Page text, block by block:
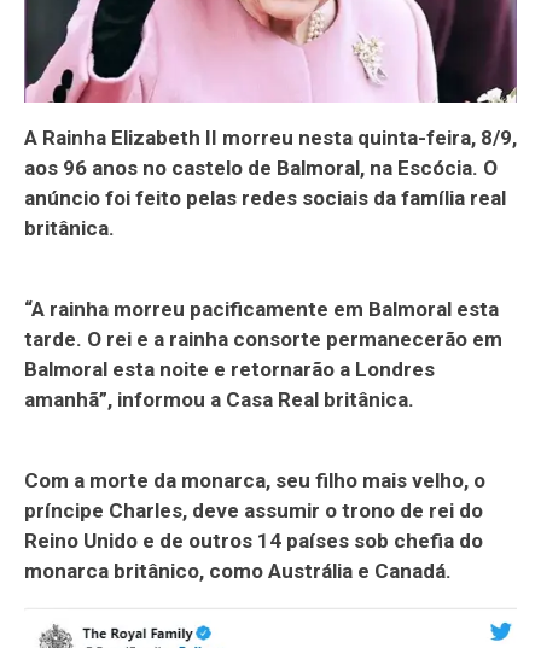
A Rainha Elizabeth II morreu nesta quinta-feira, 8/9,
aos 96 anos no castelo de Balmoral, na Escócia. O
anúncio foi feito pelas redes sociais da família real
britânica.
“A rainha morreu pacificamente em Balmoral esta
tarde. O rei e a rainha consorte permanecerão em
Balmoral esta noite e retornarão a Londres
amanhã”, informou a Casa Real britânica.
Com a morte da monarca, seu filho mais velho, o
príncipe Charles, deve assumir o trono de rei do
Reino Unido e de outros 14 países sob chefia do
monarca britânico, como Austrália e Canadá.